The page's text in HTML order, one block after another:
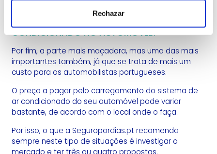
Rechazar
QUAL É O PREÇO NO CARREGAMENTO DE AR
CONDICIONADO NO AUTOMÓVEL?
Por fim, a parte mais maçadora, mas uma das mais
importantes também, já que se trata de mais um
custo para os automobilistas portugueses.
O preço a pagar pelo carregamento do sistema de
ar condicionado do seu automóvel pode variar
bastante, de acordo com o local onde o faça.
Por isso, o que a Seguropordias.pt recomenda
sempre neste tipo de situações é investigar o